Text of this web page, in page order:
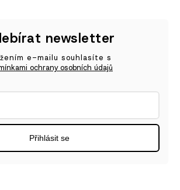
newsletter
e-mailu souhlasíte s
ochrany osobních údajů
Přihlásit se